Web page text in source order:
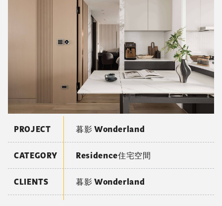
PROJECT 暮影 Wonderland
CATEGORY Residence住宅空間
CLIENTS 暮影 Wonderland